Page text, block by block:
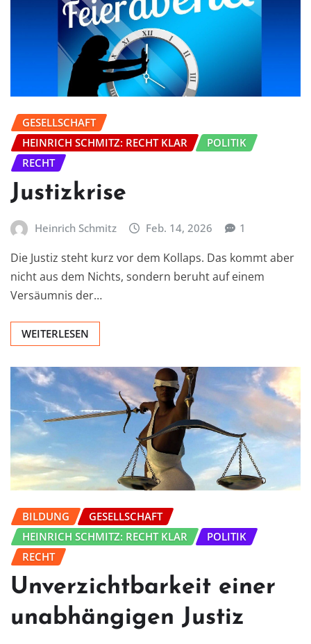
GESELLSCHAFT
HEINRICH SCHMITZ: RECHT KLAR
POLITIK
RECHT
Justizkrise
Heinrich Schmitz Feb. 14, 2026 1
Die Justiz steht kurz vor dem Kollaps. Das kommt aber
nicht aus dem Nichts, sondern beruht auf einem
Versäumnis der…
WEITERLESEN
BILDUNG
GESELLSCHAFT
HEINRICH SCHMITZ: RECHT KLAR
POLITIK
RECHT
Unverzichtbarkeit einer
unabhängigen Justiz